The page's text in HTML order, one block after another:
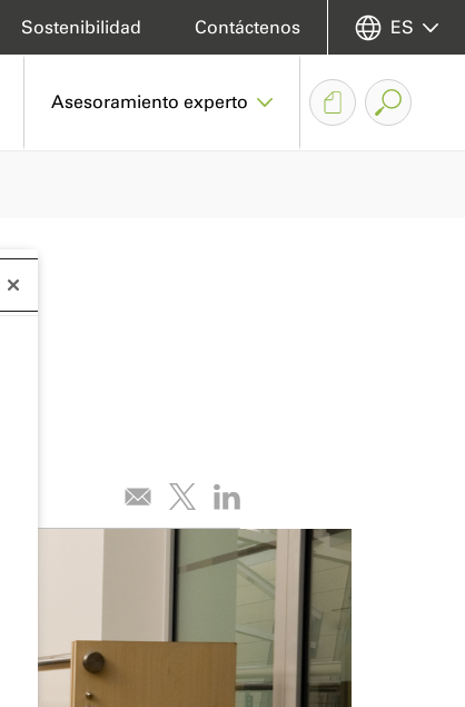
Asesoramiento experto
Sostenibilidad Contáctenos ES